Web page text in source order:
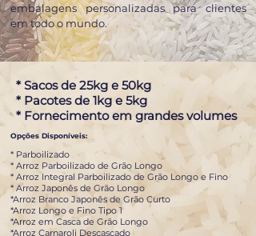
embalagens personalizadas para clientes
em todo o mundo.
* Sacos de 25kg e 50kg
* Pacotes de 1kg e 5kg
* Fornecimento em grandes volumes
Opções Disponíveis:
* Parboilizado
* Arroz Parboilizado de Grão Longo
* Arroz Integral Parboilizado de Grão Longo e Fino
* Arroz Japonês de Grão Longo
*Arroz Branco Japonês de Grão Curto
*Arroz Longo e Fino Tipo 1
*Arroz em Casca de Grão Longo
*Arroz Carnaroli Descascado